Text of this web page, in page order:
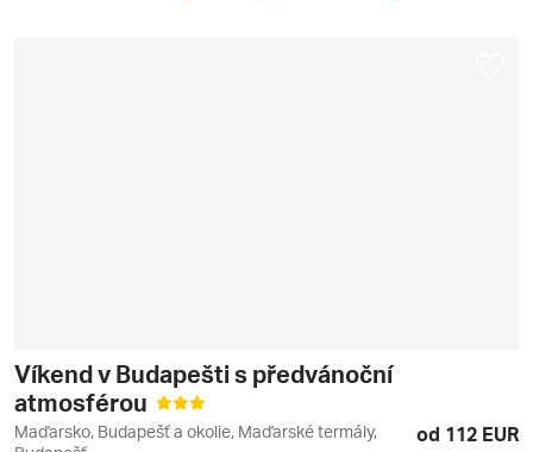
Víkend v Budapešti s předvánoční
atmosférou
Maďarsko, Budapešť a okolie, Maďarské termály,
od 112 EUR